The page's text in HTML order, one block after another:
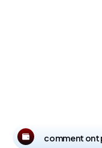
comment ont